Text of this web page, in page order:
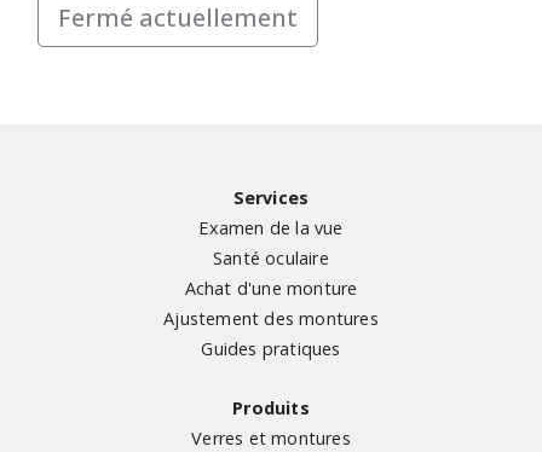
Fermé actuellement
Services
Examen de la vue
Santé oculaire
Achat d'une monture
Ajustement des montures
Guides pratiques
Produits
Verres et montures